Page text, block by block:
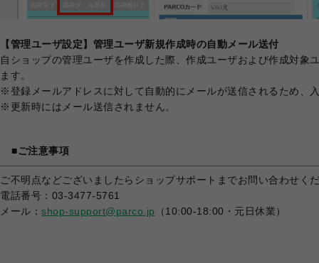
【管理ユーザ設定】管理ユーザ新規作成時の自動メール送付
自ショップの管理ユーザを作成した際、作成ユーザおよび作成対象
ます。
※登録メールアドレスに対して自動的にメールが送信されるため、
※更新時にはメール送信されません。
■ご注意事項
ご不明点などございましたらショップサポートまでお問い合わせく
電話番号：03-3477-5761
メール： shop-support@parco.jp （10:00-18:00・元日休業）